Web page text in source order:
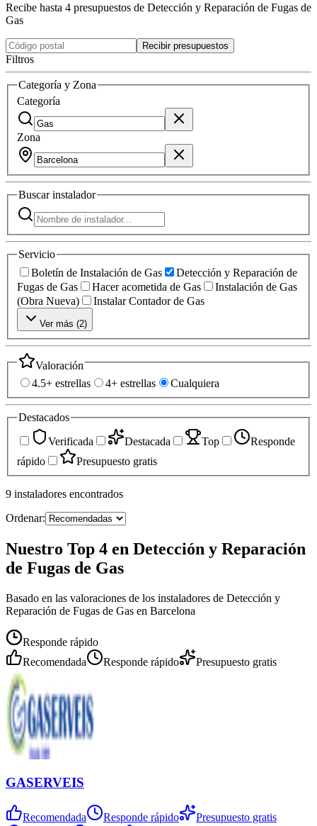
Recibe hasta 4 presupuestos de Detección y Reparación de Fugas de
Gas
Recibir presupuestos
Filtros
Categoría y Zona
Categoría
Zona
Buscarinstalador
Servicio
Boletín de Instalación de Gas
Detección y Reparación de
Fugas de Gas
Hacer acometida de Gas
Instalación de Gas
(Obra Nueva)
Instalar Contador de Gas
Ver más (2)
Valoración
4.5+ estrellas
4+ estrellas Cualquiera
Destacados
Verificada
Destacada Top
Responde
rápido
Presupuesto gratis
9 instaladores encontrados
Ordenar:
Nuestro Top 4 en Detección y Reparación
de Fugas de Gas
Basado en las valoraciones de los instaladores de Detección y
Reparación de Fugas de Gas en Barcelona
Responde rápido
Recomendada
Responde rápido Presupuesto gratis
GASERVEIS
Recomendada Responde rápido Presupuesto gratis